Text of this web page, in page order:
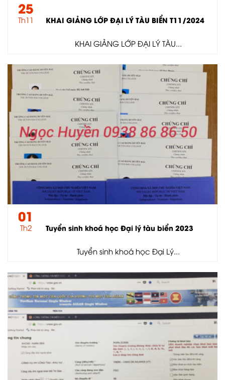
25
Th11 KHAI GIẢNG LỚP ĐẠI LÝ TÀU BIỂN T11/2024
KHAI GIẢNG LỚP ĐẠI LÝ TÀU...
01
Th2 Tuyển sinh khoá học Đại lý tàu biển 2023
Tuyển sinh khoá học Đại Lý...